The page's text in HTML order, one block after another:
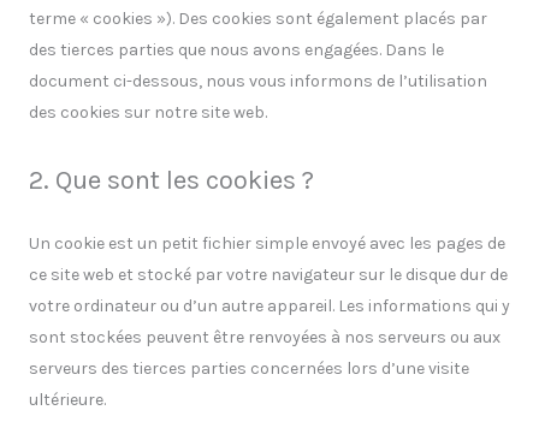
terme « cookies »). Des cookies sont également placés par
des tierces parties que nous avons engagées. Dans le
document ci-dessous, nous vous informons de l’utilisation
des cookies sur notre site web.
2. Que sont les cookies ?
Un cookie est un petit fichier simple envoyé avec les pages de
ce site web et stocké par votre navigateur sur le disque dur de
votre ordinateur ou d’un autre appareil. Les informations qui y
sont stockées peuvent être renvoyées à nos serveurs ou aux
serveurs des tierces parties concernées lors d’une visite
ultérieure.